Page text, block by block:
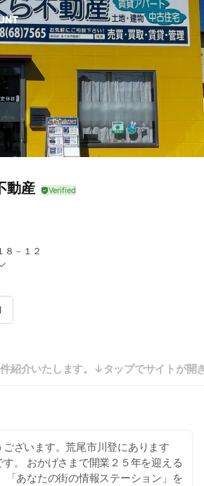
動産
８－１２
紹介いたします。↓タップでサイトが開
ざいます。荒尾市川登にあります
す。 おかげさまで開業２５年を迎える
「あなたの街の情報ステーション」を